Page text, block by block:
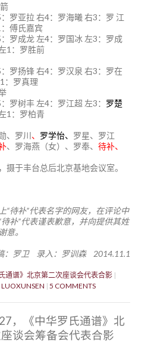
罗亚拉 右4：罗海曦 右3：罗 江
傅氏嘉宾
罗成龙 左4：罗国冰 左3：罗成
1：罗胜前
罗扬锋 右4：罗汉泉 右3：罗在
：罗真理
罗树丰 左4：罗江超 左3： 罗楚
1：罗柏青
、罗川、 罗学怡、 罗星、罗江
、罗海燕（女）、罗奉、 待补、
摄于丰台总后北京基地会议室。
“待补”代表名字的网友，在评论中
补”代表谨表歉意，并向提供其姓
意。
：罗卫 录入：罗训森 2014.11.1
通谱》北京第二次座谈会代表合影
LUOXUNSEN 5 COMMENTS
，《中华罗氏通谱》北
谈会筹备会代表合影